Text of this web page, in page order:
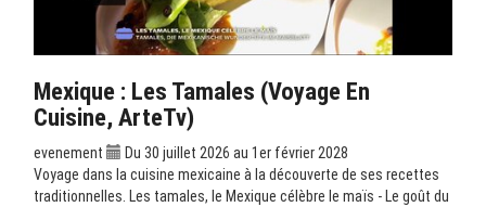
Mexique : Les Tamales (Voyage En
Cuisine, ArteTv)
evenement
Du 30 juillet 2026 au 1er février 2028
Voyage dans la cuisine mexicaine à la découverte de ses recettes
traditionnelles. Les tamales, le Mexique célèbre le maïs - Le goût du